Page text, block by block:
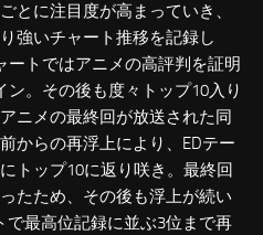
とに注目度が高まっていき、
強いチャート推移を記録し
ートではアニメの高評判を証明
。その後も度々トップ10入り
ニメの最終回が放送された同
からの再浮上により、EDテー
トップ10に返り咲き。最終回
たため、その後も浮上が続い
最高位記録に並ぶ3位まで再